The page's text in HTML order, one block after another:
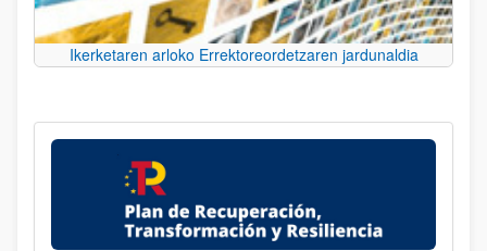
Ikerketaren arloko Errektoreordetzaren jardunaldia